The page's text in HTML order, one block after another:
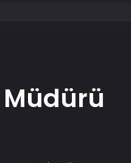
Müdürü